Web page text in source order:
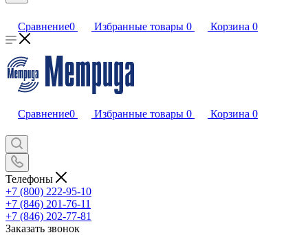
Сравнение0 Избранные товары 0 Корзина 0
Сравнение0 Избранные товары 0 Корзина 0
Телефоны
+7 (800) 222-95-10
+7 (846) 201-76-11
+7 (846) 202-77-81
Заказать звонок